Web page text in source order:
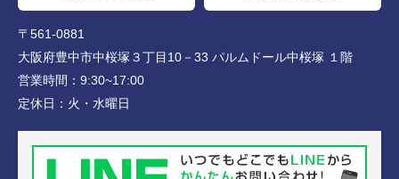
〒561-0881
大阪府豊中市中桜塚３丁目10－33 パルムドール中桜塚 １階
営業時間： 9:30~17:00
定休日： 火・水曜日